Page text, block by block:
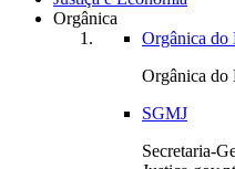
Orgânica
Orgânica do
Orgânica do
SGMJ
Secretaria-